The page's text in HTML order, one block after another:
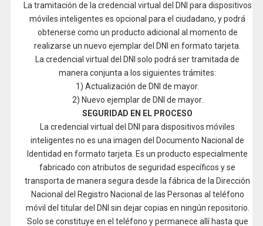
La tramitación de la credencial virtual del DNI para dispositivos
móviles inteligentes es opcional para el ciudadano, y podrá
obtenerse como un producto adicional al momento de
realizarse un nuevo ejemplar del DNI en formato tarjeta.
La credencial virtual del DNI solo podrá ser tramitada de
manera conjunta a los siguientes trámites:
1) Actualización de DNI de mayor.
2) Nuevo ejemplar de DNI de mayor.
SEGURIDAD EN EL PROCESO
La credencial virtual del DNI para dispositivos móviles
inteligentes no es una imagen del Documento Nacional de
Identidad en formato tarjeta. Es un producto especialmente
fabricado con atributos de seguridad específicos y se
transporta de manera segura desde la fábrica de la Dirección
Nacional del Registro Nacional de las Personas al teléfono
móvil del titular del DNI sin dejar copias en ningún repositorio.
Solo se constituye en el teléfono y permanece allí hasta que